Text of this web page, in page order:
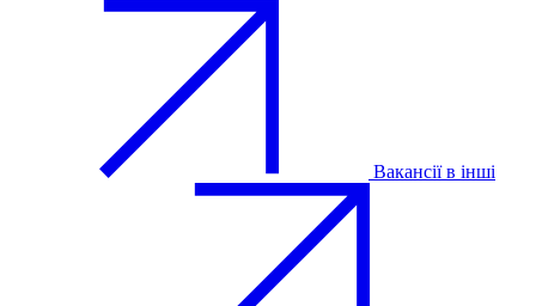
Вакансії в інші